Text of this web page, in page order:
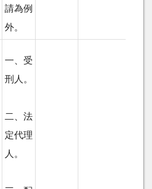
請為例
外。
一、受
刑人。
二、法
定代理
人。